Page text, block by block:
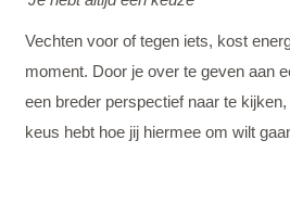
Vechten voor of tegen iets, kost
moment. Door je over te geven aan
een breder perspectief naar te
keus hebt hoe jij hiermee om wilt